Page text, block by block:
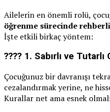
Ailelerin en önemli rolü,
öğrenme sürecinde
İşte etkili birkaç yöntem:
???? 1. Sabırlı ve Tutarlı
Çocuğunuz bir davranışı
cezalandırmak yerine, ne
Kurallar net ama esnek